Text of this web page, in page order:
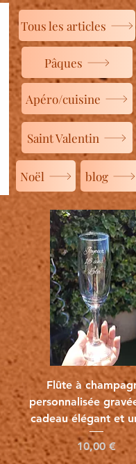
Tous les articles
Pâques
Apéro/cuisine
Saint Valentin
Noël blog
Vista rápida
Flûte à
personnalisée
cadeau élégant et
Precio
10,00 €